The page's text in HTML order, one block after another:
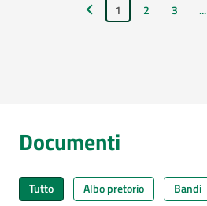
Pagina precedente
1 2 3 ...
Documenti
Tutto Albo pretorio Bandi